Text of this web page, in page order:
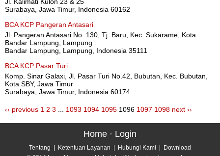
Surabaya, Jawa Timur, Indonesia 60162
BCA KCP Pangeran Antasari
Jl. Pangeran Antasari No. 130, Tj. Baru, Kec. Sukarame, Kota
Bandar Lampung, Lampung
Bandar Lampung, Lampung, Indonesia 35111
BCA KCP Pasar Turi
Komp. Sinar Galaxi, Jl. Pasar Turi No.42, Bubutan, Kec. Bubutan,
Kota SBY, Jawa Timur
Surabaya, Jawa Timur, Indonesia 60174
‹‹ previous 1 2 3 1093 1094 1095 1096 1097 1098 next ››
Home · Login
Tentang Ketentuan Layanan Hubungi Kami
Download